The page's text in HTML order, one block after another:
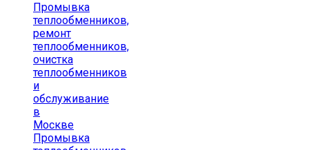
Промывка
теплообменников,
ремонт
теплообменников,
очистка
теплообменников
и
обслуживание
в
Москве
Промывка